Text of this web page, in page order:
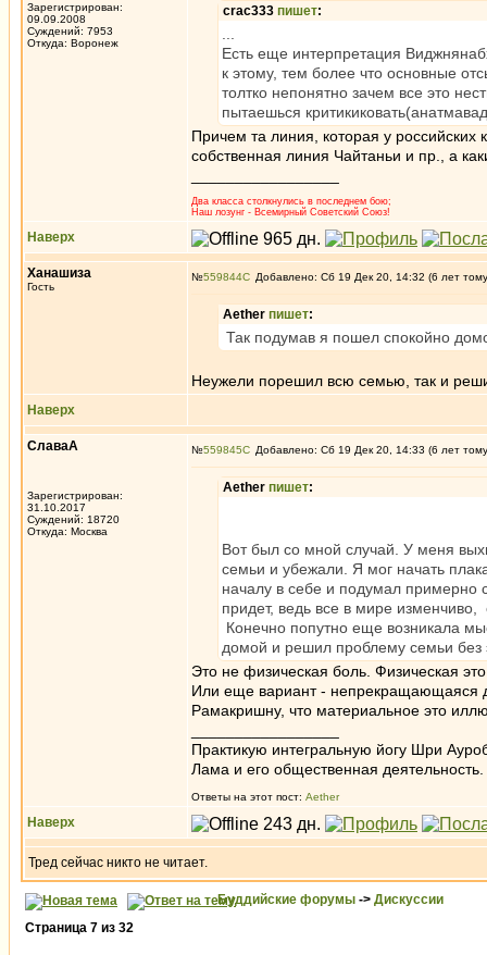
Зарегистрирован:
09.09.2008
Суждений: 7953
Откуда: Воронеж
crac333 пишет:
Есть еще интерпретация
к этому, тем более что основные
толтко непонятно зачем все это
пытаешься
Причем та линия, которая у российских
собственная линия Чайтаньи и пр., а
Два класса столкнулись в последнем бою;
Наш лозунг - Всемирный Советский Союз!
Наверх
Ханашиза
Гость
№559844 Добавлено: Сб 19 Дек 20, 14:32 (6 лет
Aether пишет:
Так подумав я пошел спокойно
Неужели порешил всю cемью, так и
Наверх
СлаваА
Зарегистрирован:
31.10.2017
Суждений: 18720
Откуда: Москва
№559845 Добавлено: Сб 19 Дек 20, 14:33 (6 лет
Aether пишет:
Вот был со мной случай. У меня
семьи и убежали. Я мог начать
началу в себе и подумал примерно
придет, ведь все в мире изменчиво,
Конечно попутно еще возникала
домой и решил проблему семьи без
Это не физическая боль. Физическая
Или еще вариант - непрекращающаяся
Рамакришну, что материальное это
Практикую интегральную йогу Шри
Лама и его общественная деятельность.
Ответы на этот пост: Aether
Наверх
Тред сейчас никто не читает.
Буддийские форумы -> Дискуссии
Страница 7 из 32